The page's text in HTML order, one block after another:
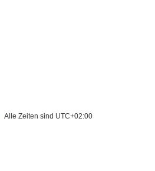
Alle Zeiten sind UTC+02:00